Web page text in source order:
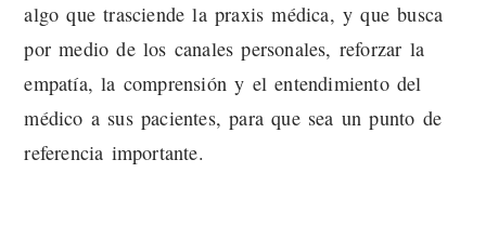
algo que trasciende la praxis médica, y que busca
por medio de los canales personales, reforzar la
empatía, la comprensión y el entendimiento del
médico a sus pacientes, para que sea un punto de
referencia importante.